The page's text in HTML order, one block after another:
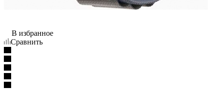
В избранное
Сравнить